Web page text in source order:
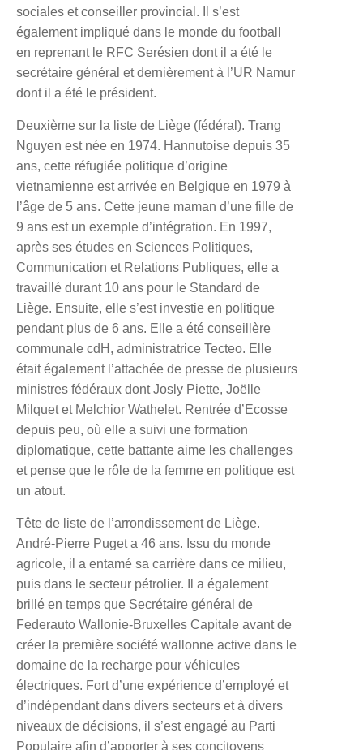
sociales et conseiller provincial. Il s’est
également impliqué dans le monde du football
en reprenant le RFC Serésien dont il a été le
secrétaire général et dernièrement à l’UR Namur
dont il a été le président.
Deuxième sur la liste de Liège (fédéral). Trang
Nguyen est née en 1974. Hannutoise depuis 35
ans, cette réfugiée politique d’origine
vietnamienne est arrivée en Belgique en 1979 à
l’âge de 5 ans. Cette jeune maman d’une fille de
9 ans est un exemple d’intégration. En 1997,
après ses études en Sciences Politiques,
Communication et Relations Publiques, elle a
travaillé durant 10 ans pour le Standard de
Liège. Ensuite, elle s’est investie en politique
pendant plus de 6 ans. Elle a été conseillère
communale cdH, administratrice Tecteo. Elle
était également l’attachée de presse de plusieurs
ministres fédéraux dont Josly Piette, Joëlle
Milquet et Melchior Wathelet. Rentrée d’Ecosse
depuis peu, où elle a suivi une formation
diplomatique, cette battante aime les challenges
et pense que le rôle de la femme en politique est
un atout.
Tête de liste de l’arrondissement de Liège.
André-Pierre Pugeta 46 ans. Issu du monde
agricole, il a entamé sa carrière dans ce milieu,
puis dans le secteur pétrolier. Il a également
brillé en temps que Secrétaire général de
Federauto Wallonie-Bruxelles Capitale avant de
créer la première société wallonne active dans le
domaine de la recharge pour véhicules
électriques. Fort d’une expérience d’employé et
d’indépendant dans divers secteurs et à divers
niveaux de décisions, il s’est engagé au Parti
Populaire afin d’apporter à ses concitoyens